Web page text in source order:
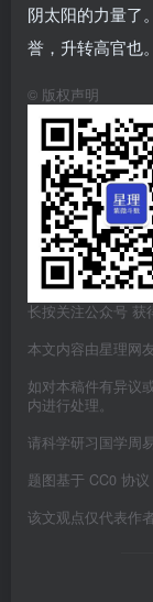
阴太阳的力量了
誉，升转高官也。
© 版权声明
长按关注公众号 获
本文内容由星理网
如对本稿件有异议
内进行处理。
请科学研习国学周
题图基于 CC0 协议
该文观点仅代表作